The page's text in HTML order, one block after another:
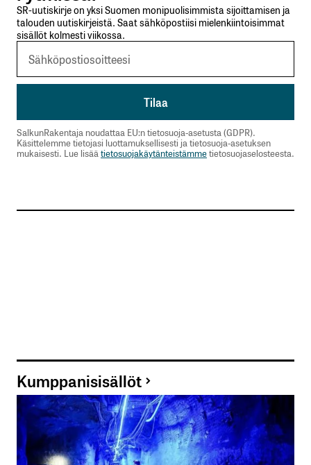
SR-uutiskirje on yksi Suomen monipuolisimmista sijoittamisen ja
talouden uutiskirjeistä. Saat sähköpostiisi mielenkiintoisimmat
sisällöt kolmesti viikossa.
SalkunRakentaja noudattaa EU:n tietosuoja-asetusta (GDPR).
Käsittelemme tietojasi luottamuksellisesti ja tietosuoja-asetuksen
mukaisesti. Lue lisäätietosuojakäytänteistämmetietosuojaselosteesta.
Kumppanisisällöt